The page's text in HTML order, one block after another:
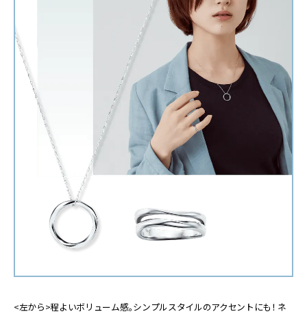
<左から>程よいボリューム感。シンプルスタイルのアクセントにも！ ネ